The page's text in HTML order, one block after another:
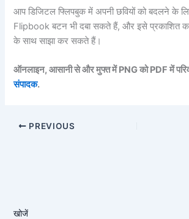
आप डिजिटल फ्लिपबुक में अपनी छवियों को बदलने के
Flipbook बटन भी दबा सकते हैं, और इसे प्रकाशित
के साथ साझा कर सकते हैं।
ऑनलाइन, आसानी से और मुफ्त में PNG को PDF में
संपादक.
PREVIOUS
खोजें